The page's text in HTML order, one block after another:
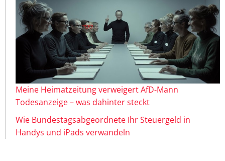
Meine Heimatzeitung verweigert AfD-Mann
Todesanzeige – was dahinter steckt
Wie Bundestagsabgeordnete Ihr Steuergeld in
Handys und iPads verwandeln